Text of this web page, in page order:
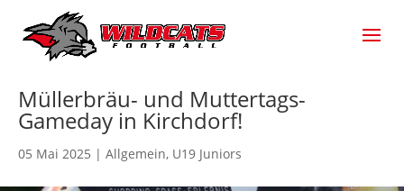
Müllerbräu- und Muttertags-
Gameday in Kirchdorf!
05 Mai 2025 | Allgemein, U19 Juniors